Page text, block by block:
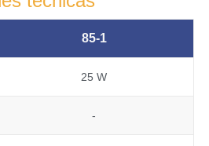
85-1
25 W
-